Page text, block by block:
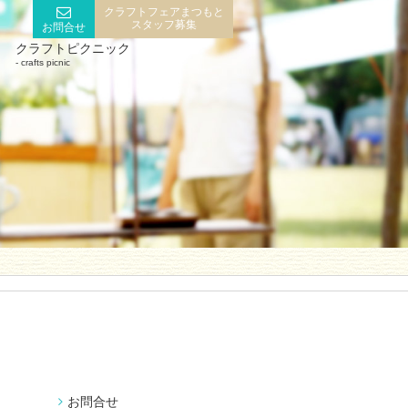
クラフトピクニック
crafts picnic
お問合せ
クラフトフェアまつもと
スタッフ募集
お問合せ